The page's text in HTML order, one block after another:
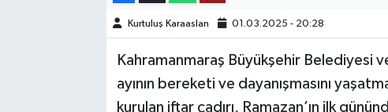
Kurtuluş Karaaslan 01.03.2025 - 20:28
Kahramanmaraş Büyükşehir Belediyesi
ayının bereketi ve dayanışmasını
kurulan iftar çadırı, Ramazan’ın ilk